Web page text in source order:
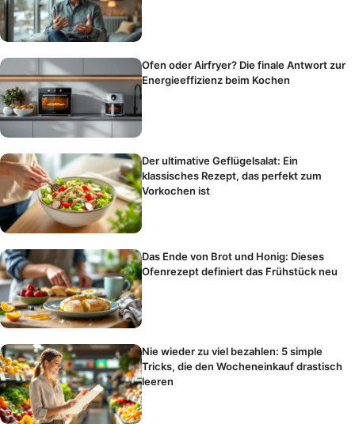
Ofen oder Airfryer? Die finale Antwort zur
Energieeffizienz beim Kochen
Der ultimative Geflügelsalat: Ein
klassisches Rezept, das perfekt zum
Vorkochen ist
Das Ende von Brot und Honig: Dieses
Ofenrezept definiert das Frühstück neu
Nie wieder zu viel bezahlen: 5 simple
Tricks, die den Wocheneinkauf drastisch
leeren